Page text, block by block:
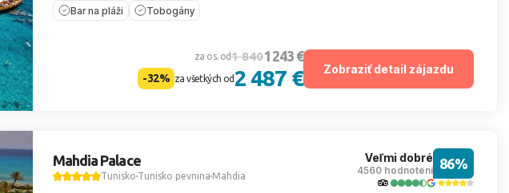
Bar na pláži
Tobogány
za os. od1 8401 243 €
-32% za všetkých od2 487 € Zobraziť detail zájazdu
Mahdia Palace
TuniskoTunisko pevninaMahdia
Veľmi dobré
4560 hodnotení 86%